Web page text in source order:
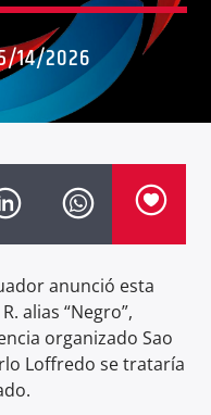
14/2026
anunció esta
alias “Negro”,
organizado Sao
Loffredo se trataría